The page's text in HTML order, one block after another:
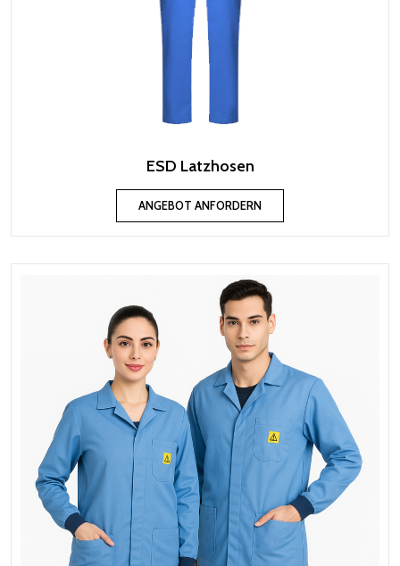
ESD Latzhosen
ANGEBOT ANFORDERN